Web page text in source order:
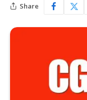
Share